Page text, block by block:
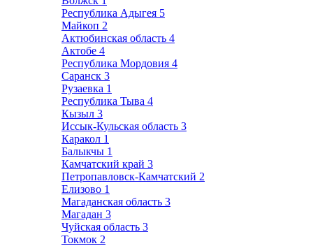
Республика Адыгея 5
Майкоп 2
Актюбинская область 4
Актобе 4
Республика Мордовия 4
Саранск 3
Рузаевка 1
Республика Тыва 4
Кызыл 3
Иссык-Кульская область 3
Каракол 1
Балыкчы 1
Камчатский край 3
Петропавловск-Камчатский 2
Елизово 1
Магаданская область 3
Магадан 3
Чуйская область 3
Токмок 2